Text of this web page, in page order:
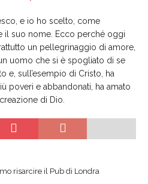
e io ho scelto, come
il suo nome. Ecco perché oggi
un pellegrinaggio di amore,
uomo che si è spogliato di se
e, sull’esempio di Cristo, ha
poveri e abbandonati, ha amato
di Dio.
risarcire il Pub di Londra